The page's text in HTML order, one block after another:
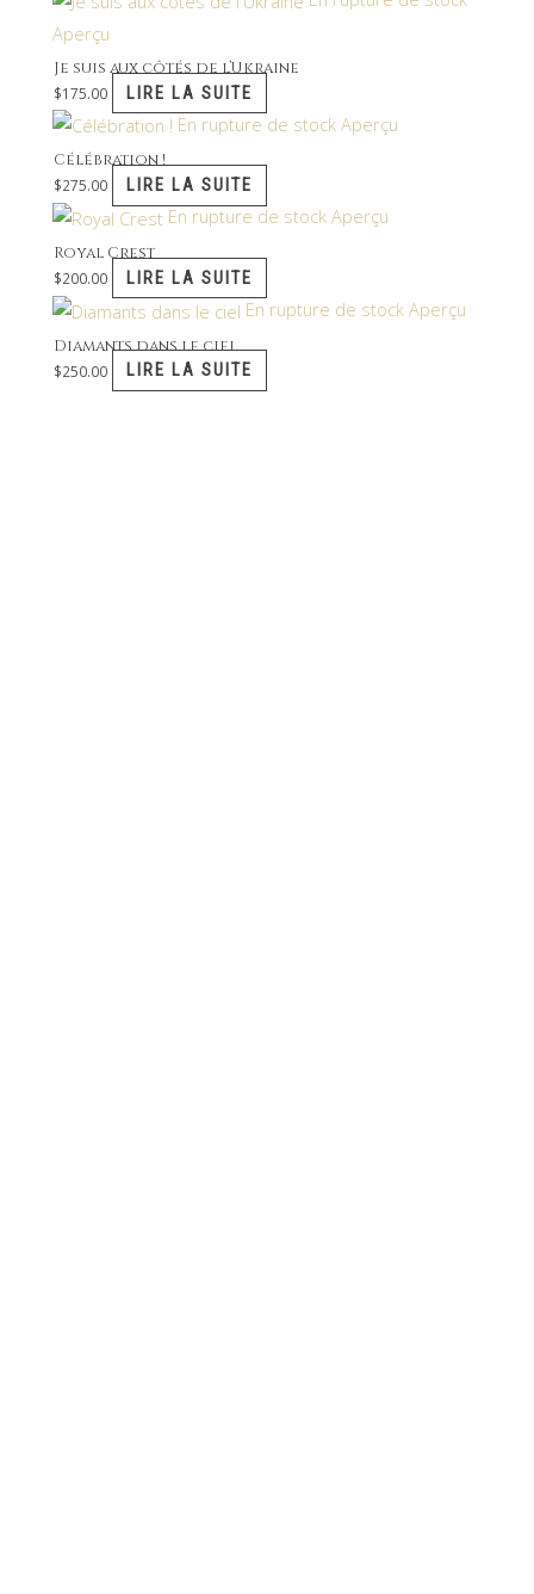
Aperçu
Je suis aux côtés de l’Ukraine
$175.00 LIRE LA SUITE
En rupture de stock Aperçu
Célébration !
$275.00 LIRE LA SUITE
En rupture de stock Aperçu
Royal Crest
$200.00 LIRE LA SUITE
En rupture de stock Aperçu
Diamants dans le ciel
$250.00 LIRE LA SUITE